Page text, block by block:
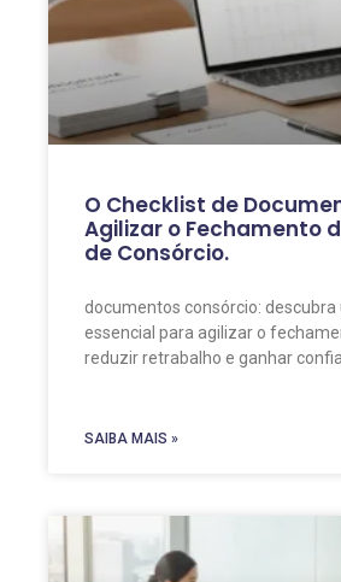
O Checklist de
Agilizar o Fechamento
de Consórcio.
documentos consórcio:
essencial para agilizar o
reduzir retrabalho e ganhar
SAIBA MAIS »